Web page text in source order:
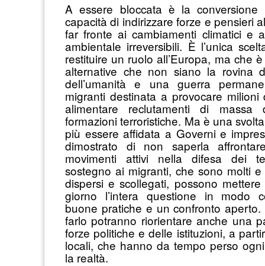
A essere bloccata è la conversione
capacità di indirizzare forze e pensieri
far fronte ai cambiamenti climatici e
ambientale irreversibili. È l’unica
restituire un ruolo all’Europa, ma che
alternative che non siano la rovina
dell’umanità e una guerra
migranti destinata a provocare
alimentare reclutamenti di
formazioni terroristiche. Ma è una
più essere affidata a Governi e
dimostrato di non saperla
movimenti attivi nella difesa dei
sostegno ai migranti, che sono molti
dispersi e scollegati, possono mettere
giorno l’intera questione in modo
buone pratiche e un confronto
farlo potranno riorientare anche una
forze politiche e delle istituzioni, a
locali, che hanno da tempo perso
la realtà.